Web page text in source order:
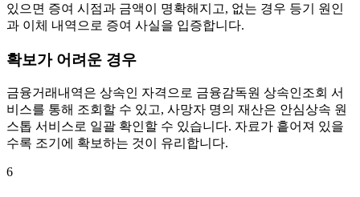
있으면 증여 시점과 금액이 명확해지고, 없는 경우 등기 원인
과 이체 내역으로 증여 사실을 입증합니다.
확보가 어려운 경우
금융거래내역은 상속인 자격으로 금융감독원 상속인조회 서
비스를 통해 조회할 수 있고, 사망자 명의 재산은 안심상속 원
스톱 서비스로 일괄 확인할 수 있습니다. 자료가 흩어져 있을
수록 조기에 확보하는 것이 유리합니다.
6